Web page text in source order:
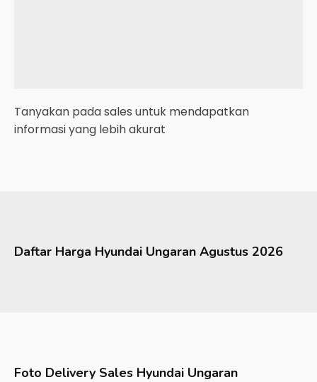
Tanyakan pada sales untuk mendapatkan
informasi yang lebih akurat
Daftar Harga Hyundai Ungaran Agustus 2026
Foto Delivery Sales Hyundai Ungaran